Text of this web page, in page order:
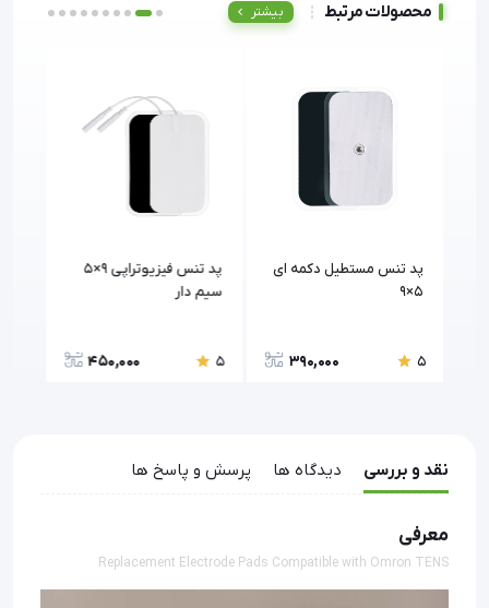
محصولات مرتبط بیشتر
پد تنس مستطیل دکمه ای
5×9
5
390,000
پد تنس فیزیوتراپی 9×5
سیم دار
5
450,000
نقد و بررسی دیدگاه ها پرسش و پاسخ ها
معرفی
Replacement Electrode Pads Compatible with Omron TENS